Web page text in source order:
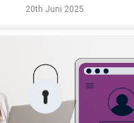
20th Juni 2025